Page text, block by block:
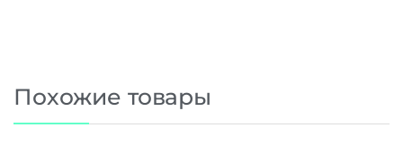
Похожие товары